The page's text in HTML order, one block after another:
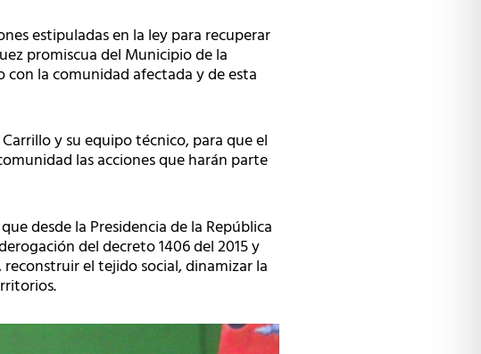
estipuladas en la ley para recuperar
promiscua del Municipio de la
la comunidad afectada y de esta
y su equipo técnico, para que el
las acciones que harán parte
desde la Presidencia de la República
del decreto 1406 del 2015 y
el tejido social, dinamizar la